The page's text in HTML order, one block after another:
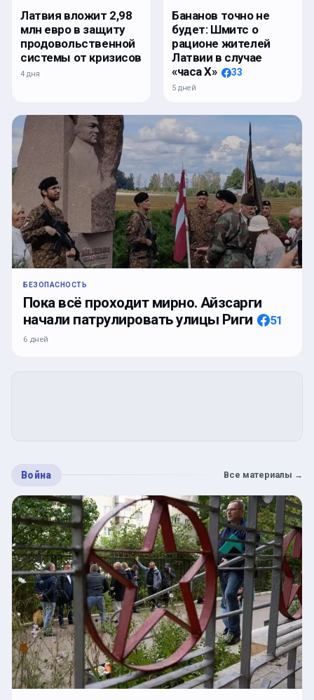
Латвия вложит 2,98
млн евро в защиту
продовольственной
системы от кризисов
4 дня
Бананов точно не
будет: Шмитс о
рационе жителей
Латвии в случае
«часа Х»
33
5 дней
БЕЗОПАСНОСТЬ
Пока всё проходит мирно. Айзсарги
начали патрулировать улицы Риги
51
6 дней
Война Все материалы →